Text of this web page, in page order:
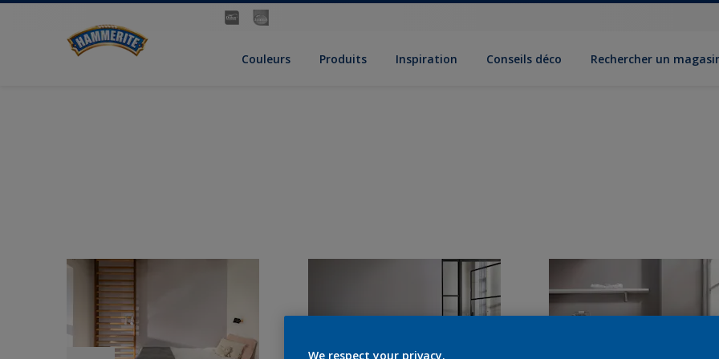
Couleurs Produits Inspiration Conseils déco Rechercher un
We respect your privacy.